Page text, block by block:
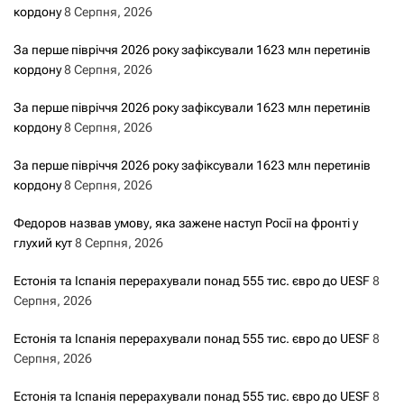
кордону8 Серпня, 2026
За перше півріччя 2026 року зафіксували 1623 млн перетинів
кордону8 Серпня, 2026
За перше півріччя 2026 року зафіксували 1623 млн перетинів
кордону8 Серпня, 2026
За перше півріччя 2026 року зафіксували 1623 млн перетинів
кордону8 Серпня, 2026
Федоров назвав умову, яка зажене наступ Росії на фронті у
глухий кут8 Серпня, 2026
Естонія та Іспанія перерахували понад 555 тис. євро до UESF8
Серпня, 2026
Естонія та Іспанія перерахували понад 555 тис. євро до UESF8
Серпня, 2026
Естонія та Іспанія перерахували понад 555 тис. євро до UESF8